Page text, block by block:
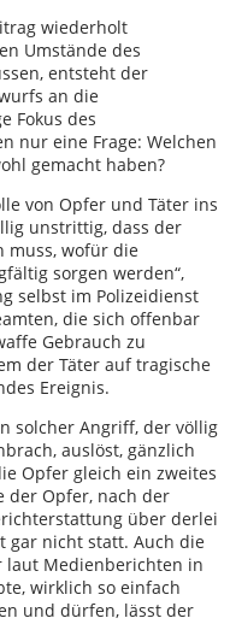
wiederholt
Umstände des
entsteht der
an die
Fokus des
nur eine Frage: Welchen
gemacht haben?
von Opfer und Täter ins
unstrittig, dass der
muss, wofür die
sorgen werden“,
selbst im Polizeidienst
die sich offenbar
Gebrauch zu
der Täter auf tragische
Ereignis.
solcher Angriff, der völlig
auslöst, gänzlich
Opfer gleich ein zweites
der Opfer, nach der
über derlei
gar nicht statt. Auch die
laut Medienberichten in
wirklich so einfach
und dürfen, lässt der